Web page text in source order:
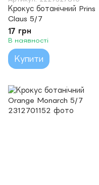
Крокус ботанічний Prins
Claus 5/7
17 грн
В наявності
Купити